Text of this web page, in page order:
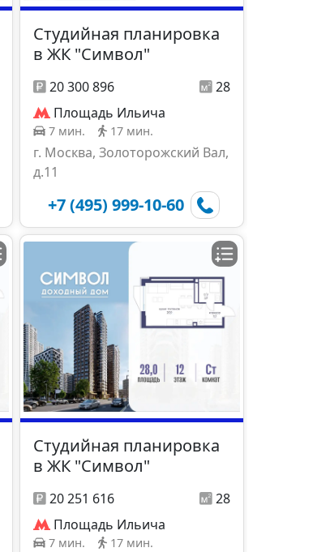
Студийная планировка
в ЖК "Символ"
20 300 896
28
Площадь Ильича
7 мин. 17 мин.
г. Москва, Золоторожский Вал,
д.11
+7 (495) 999-10-60
Студийная планировка
в ЖК "Символ"
20 251 616
28
Площадь Ильича
7 мин. 17 мин.